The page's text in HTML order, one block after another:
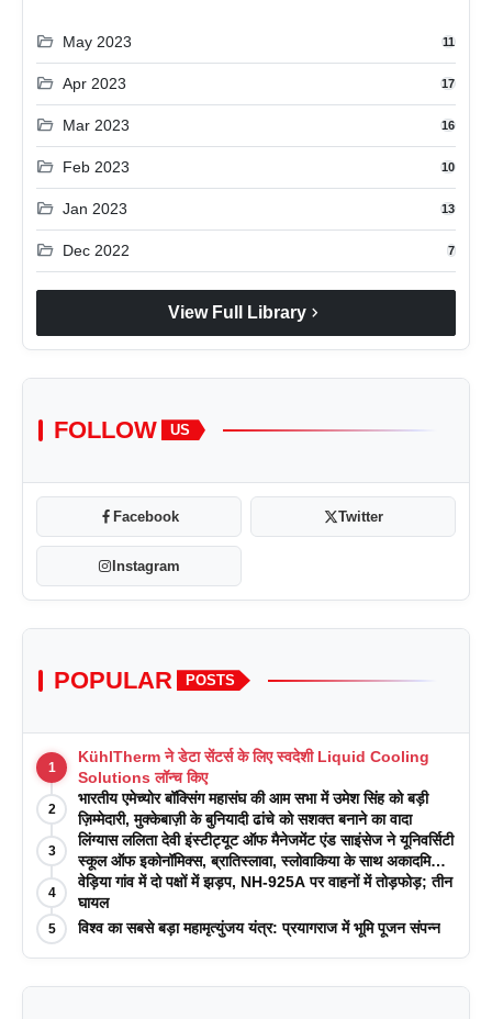
folder_open May 2023 11
folder_open Apr 2023 17
folder_open Mar 2023 16
folder_open Feb 2023 10
folder_open Jan 2023 13
folder_open Dec 2022 7
View Full Library chevron_right
FOLLOW US
Facebook Twitter
Instagram
POPULAR POSTS
1
KühlTherm ने डेटा सेंटर्स के लिए स्वदेशी Liquid Cooling
Solutions लॉन्च किए
2
भारतीय एमेच्योर बॉक्सिंग महासंघ की आम सभा में उमेश सिंह को बड़ी
ज़िम्मेदारी, मुक्केबाज़ी के बुनियादी ढांचे को सशक्त बनाने का वादा
3
लिंग्यास ललिता देवी इंस्टीट्यूट ऑफ मैनेजमेंट एंड साइंसेज ने यूनिवर्सिटी
स्कूल ऑफ इकोनॉमिक्स, ब्रातिस्लावा, स्लोवाकिया के साथ अकादमिक
पत्रिकाओं में प्रकाशन रणनीतियों पर एक दिवसीय कार्यशाला का
आयोजन किया
4
वेड़िया गांव में दो पक्षों में झड़प, NH-925A पर वाहनों में तोड़फोड़; तीन
घायल
5 विश्व का सबसे बड़ा महामृत्युंजय यंत्र: प्रयागराज में भूमि पूजन संपन्न